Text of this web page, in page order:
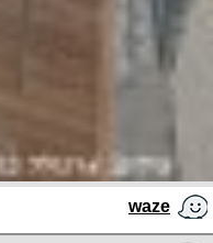
waze